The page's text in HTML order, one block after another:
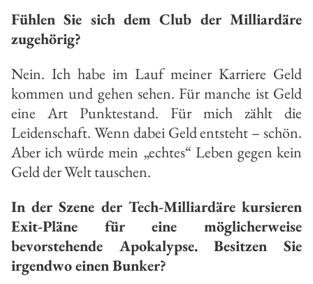
Fühlen Sie sich dem Club der Milliardäre
zugehörig?
Nein. Ich habe im Lauf meiner Karriere Geld
kommen und gehen sehen. Für manche ist Geld
eine Art Punktestand. Für mich zählt die
Leidenschaft. Wenn dabei Geld entsteht – schön.
Aber ich würde mein „echtes“ Leben gegen kein
Geld der Welt tauschen.
In der Szene der Tech-Milliardäre kursieren
Exit-Pläne für eine möglicherweise
bevorstehende Apokalypse. Besitzen Sie
irgendwo einen Bunker?